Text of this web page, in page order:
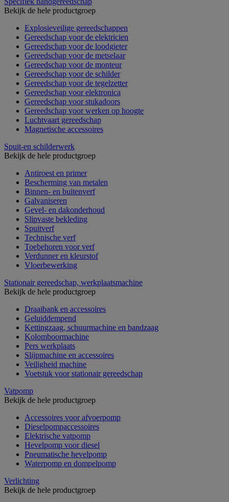
Bekijk de hele productgroep
Explosieveilige gereedschappen
Gereedschap voor de elektricien
Gereedschap voor de loodgieter
Gereedschap voor de metselaar
Gereedschap voor de monteur
Gereedschap voor de schilder
Gereedschap voor de tegelzetter
Gereedschap voor elektronica
Gereedschap voor stukadoors
Gereedschap voor werken op hoogte
Luchtvaart gereedschap
Magnetische accessoires
Spuit-en schilderwerk
Bekijk de hele productgroep
Antiroest en primer
Bescherming van metalen
Binnen- en buitenverf
Galvaniseren
Gevel- en dakonderhoud
Slipvaste bekleding
Spuitverf
Technische verf
Toebehoren voor verf
Verdunner en kleurstof
Vloerbewerking
Stationair gereedschap, werkplaatsmachine
Bekijk de hele productgroep
Draaibank en accessoires
Geluiddempend
Kettingzaag, schuurmachine en bandzaag
Kolomboormachine
Pers werkplaats
Slijpmachine en accessoires
Veiligheid machine
Voetstuk voor stationair gereedschap
Vatpomp
Bekijk de hele productgroep
Accessoires voor afvoerpomp
Dieselpompaccessoires
Elektrische vatpomp
Hevelpomp voor diesel
Pneumatische hevelpomp
Waterpomp en dompelpomp
Verlichting
Bekijk de hele productgroep